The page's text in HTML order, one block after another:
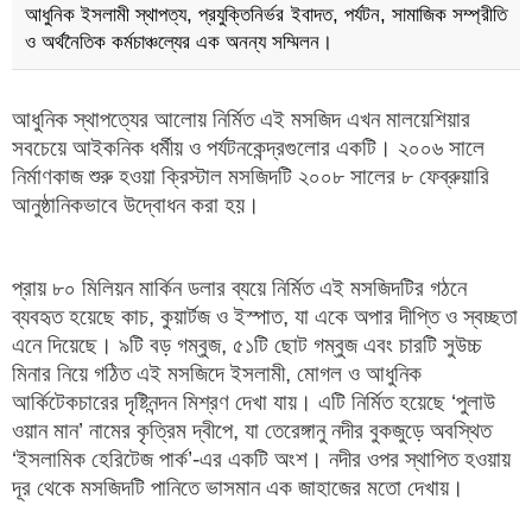
আধুনিক ইসলামী স্থাপত্য, প্রযুক্তিনির্ভর ইবাদত, পর্যটন, সামাজিক সম্প্রীতি
ও অর্থনৈতিক কর্মচাঞ্চল্যের এক অনন্য সম্মিলন।
আধুনিক স্থাপত্যের আলোয় নির্মিত এই মসজিদ এখন মালয়েশিয়ার
সবচেয়ে আইকনিক ধর্মীয় ও পর্যটনকেন্দ্রগুলোর একটি। ২০০৬ সালে
নির্মাণকাজ শুরু হওয়া ক্রিস্টাল মসজিদটি ২০০৮ সালের ৮ ফেব্রুয়ারি
আনুষ্ঠানিকভাবে উদ্বোধন করা হয়।
প্রায় ৮০ মিলিয়ন মার্কিন ডলার ব্যয়ে নির্মিত এই মসজিদটির গঠনে
ব্যবহৃত হয়েছে কাচ, কুয়ার্টজ ও ইস্পাত, যা একে অপার দীপ্তি ও স্বচ্ছতা
এনে দিয়েছে। ৯টি বড় গম্বুজ, ৫১টি ছোট গম্বুজ এবং চারটি সুউচ্চ
মিনার নিয়ে গঠিত এই মসজিদে ইসলামী, মোগল ও আধুনিক
আর্কিটেকচারের দৃষ্টিনন্দন মিশ্রণ দেখা যায়। এটি নির্মিত হয়েছে ‘পুলাউ
ওয়ান মান’ নামের কৃত্রিম দ্বীপে, যা তেরেঙ্গানু নদীর বুকজুড়ে অবস্থিত
‘ইসলামিক হেরিটেজ পার্ক’-এর একটি অংশ। নদীর ওপর স্থাপিত হওয়ায়
দূর থেকে মসজিদটি পানিতে ভাসমান এক জাহাজের মতো দেখায়।